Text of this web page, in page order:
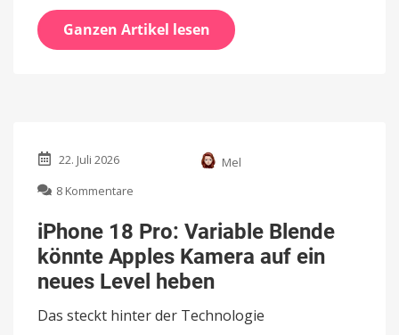
Ganzen Artikel lesen
22. Juli 2026
Mel
8 Kommentare
18
Pro:
Variable
Blende
könnte
Apples
Kamera
iPhone 18 Pro: Variable Blende
könnte Apples Kamera auf ein
neues Level heben
Das steckt hinter der Technologie